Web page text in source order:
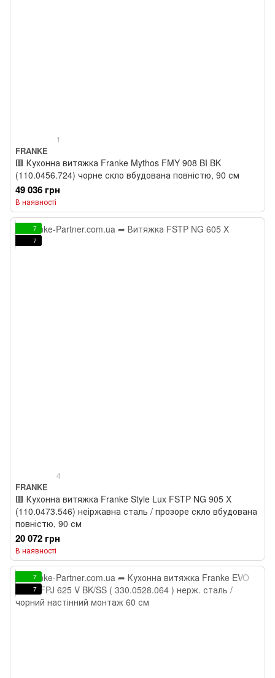
1
FRANKE
🟥 Кухонна витяжка Franke Mythos FMY 908 BI BK
(110.0456.724) чорне скло вбудована повністю, 90 см
49 036 грн
В наявності
7
7
4
FRANKE
🟥 Кухонна витяжка Franke Style Lux FSTP NG 905 X
(110.0473.546) неіржавна сталь / прозоре скло вбудована
повністю, 90 см
20 072 грн
В наявності
7
7